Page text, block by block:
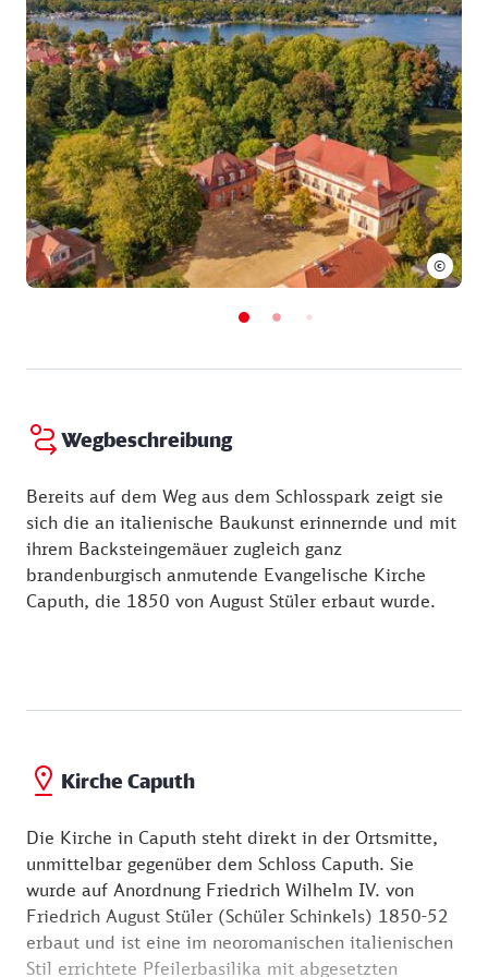
Reduziert: 6,00 €
Familien: 16,00 € Familienkarte Schloss Caputh
(gültig 1 Tag)
©
Wegbeschreibung
Bereits auf dem Weg aus dem Schlosspark zeigt sie
sich die an italienische Baukunst erinnernde und mit
ihrem Backsteingemäuer zugleich ganz
brandenburgisch anmutende Evangelische Kirche
Caputh, die 1850 von August Stüler erbaut wurde.
Kirche Caputh
Die Kirche in Caputh steht direkt in der Ortsmitte,
unmittelbar gegenüber dem Schloss Caputh. Sie
wurde auf Anordnung Friedrich Wilhelm IV. von
Friedrich August Stüler (Schüler Schinkels) 1850-52
erbaut und ist eine im neoromanischen italienischen
Stil errichtete Pfeilerbasilika mit abgesetzten